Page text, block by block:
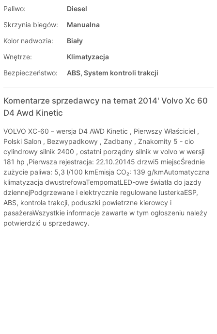
Paliwo:
Diesel
Skrzynia biegów:
Manualna
Kolor nadwozia:
Biały
Wnętrze:
Klimatyzacja
Bezpieczeństwo:
ABS, System kontroli trakcji
Komentarze sprzedawcy na temat 2014' Volvo Xc 60
D4 Awd Kinetic
VOLVO XC-60 – wersja D4 AWD Kinetic , Pierwszy Właściciel ,
Polski Salon , Bezwypadkowy , Zadbany , Znakomity 5 - cio
cylindrowy silnik 2400 , ostatni porządny silnik w volvo w wersji
181 hp ,Pierwsza rejestracja: 22.10.20145 drzwi5 miejscŚrednie
zużycie paliwa: 5,3 l/100 kmEmisja CO₂: 139 g/kmAutomatyczna
klimatyzacja dwustrefowaTempomatLED-owe światła do jazdy
dziennejPodgrzewane i elektrycznie regulowane lusterkaESP,
ABS, kontrola trakcji, poduszki powietrzne kierowcy i
pasażeraWszystkie informacje zawarte w tym ogłoszeniu należy
potwierdzić u sprzedawcy.